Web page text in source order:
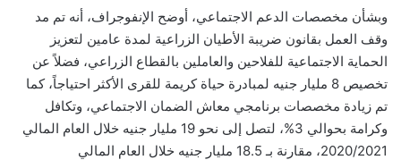
وبشأن مخصصات الدعم الاجتماعي، أوضح الإنفوجراف، أنه تم مد
وقف العمل بقانون ضريبة الأطيان الزراعية لمدة عامين لتعزيز
الحماية الاجتماعية للفلاحين والعاملين بالقطاع الزراعي، فضلاً عن
تخصيص 8 مليار جنيه لمبادرة حياة كريمة للقرى الأكثر احتياجاً، كما
تم زيادة مخصصات برنامجي معاش الضمان الاجتماعي، وتكافل
وكرامة بحوالي 3%، لتصل إلى نحو 19 مليار جنيه خلال العام المالي
2020/2021، مقارنة بـ 18.5 مليار جنيه خلال العام المالي